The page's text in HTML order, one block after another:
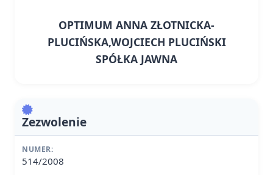
OPTIMUM ANNA ZŁOTNICKA-
PLUCIŃSKA,WOJCIECH PLUCIŃSKI
SPÓŁKA JAWNA
Zezwolenie
NUMER:
514/2008